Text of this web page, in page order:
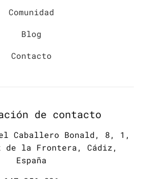
Comunidad
Blog
Contacto
de contacto
Caballero Bonald, 8, 1,
de la Frontera, Cádiz,
España